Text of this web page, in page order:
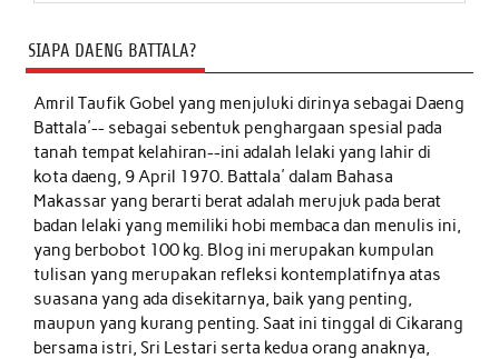
SIAPA DAENG BATTALA?
Amril Taufik Gobelyang menjuluki dirinya sebagai Daeng
Battala'-- sebagai sebentuk penghargaan spesial pada
tanah tempat kelahiran--ini adalah lelaki yang lahir di
kota daeng, 9 April 1970. Battala' dalam Bahasa
Makassar yang berarti berat adalah merujuk pada berat
badan lelaki yang memiliki hobi membaca dan menulis ini,
yang berbobot 100 kg. Blog ini merupakan kumpulan
tulisan yang merupakan refleksi kontemplatifnya atas
suasana yang ada disekitarnya, baik yang penting,
maupun yang kurang penting. Saat ini tinggal di Cikarang
bersama istri, Sri Lestari serta kedua orang anaknya,